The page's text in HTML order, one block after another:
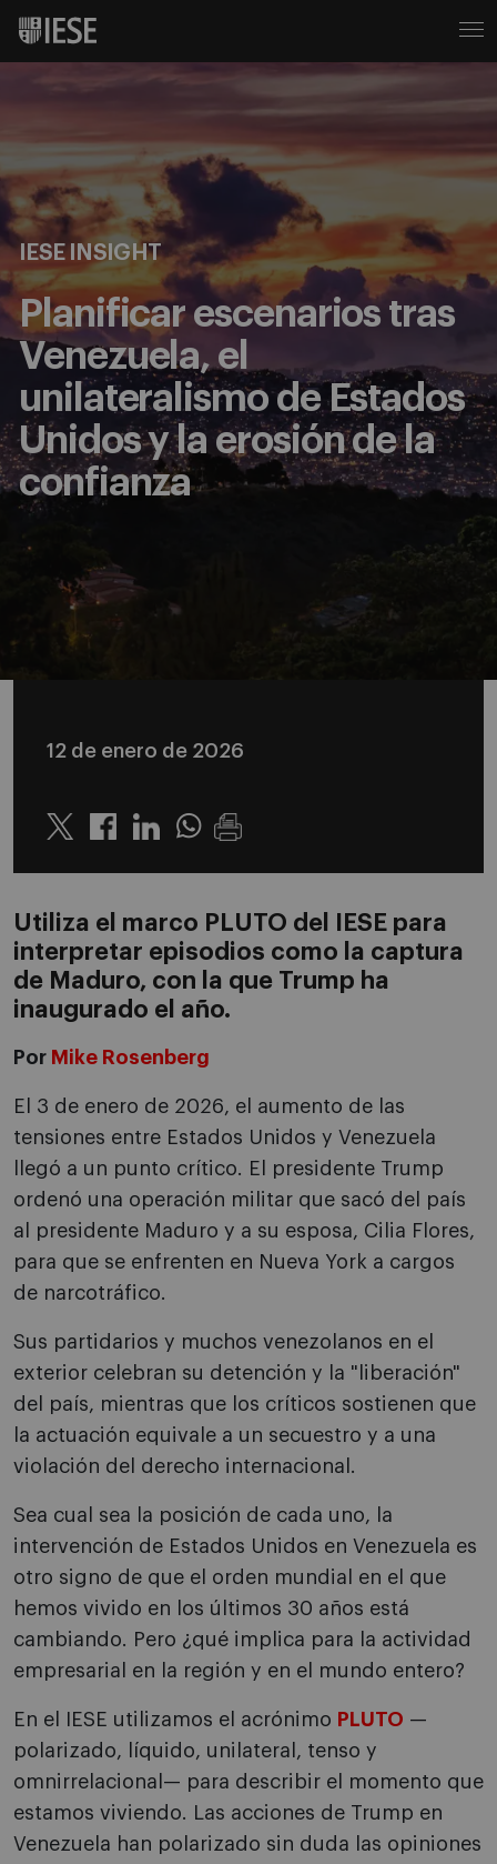
IESE INSIGHT
Planificar escenarios tras
Venezuela, el
unilateralismo de Estados
Unidos y la erosión de la
confianza
12 de enero de 2026
Twitter LinkedinWhatsapp
Utiliza el marco PLUTO del IESE para
interpretar episodios como la captura
de Maduro, con la que Trump ha
inaugurado el año.
Por Mike Rosenberg
El 3 de enero de 2026, el aumento de las
tensiones entre Estados Unidos y Venezuela
llegó a un punto crítico. El presidente Trump
ordenó una operación militar que sacó del país
al presidente Maduro y a su esposa, Cilia Flores,
para que se enfrenten en Nueva York a cargos
de narcotráfico.
Sus partidarios y muchos venezolanos en el
exterior celebran su detención y la "liberación"
del país, mientras que los críticos sostienen que
la actuación equivale a un secuestro y a una
violación del derecho internacional.
Sea cual sea la posición de cada uno, la
intervención de Estados Unidos en Venezuela es
otro signo de que el orden mundial en el que
hemos vivido en los últimos 30 años está
cambiando. Pero ¿qué implica para la actividad
empresarial en la región y en el mundo entero?
En el IESE utilizamos el acrónimo PLUTO —
polarizado, líquido, unilateral, tenso y
omnirrelacional— para describir el momento que
estamos viviendo. Las acciones de Trump en
Venezuela han polarizado sin duda las opiniones